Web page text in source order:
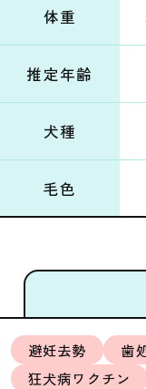
体重
推定年齢
犬種
毛色
避妊去勢 歯
狂犬病ワクチン